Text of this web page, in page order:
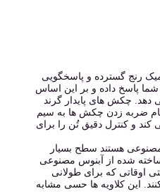
رنج گسترده و پاسخگویی
شما پاسخ داده و بر این اساس
دهد. چکش های پایدار گرند
ضربه زدن چکش ها به سیم
و کنترل دقیق تُن را برای
هستند سطح بسیار
شده از آبنوس مصنوعی
اوقاتی که برای طولانی
این کلاویه ها حسی مشابه